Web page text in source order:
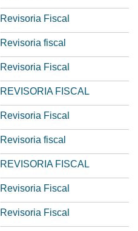
Revisoria Fiscal
Revisoria fiscal
Revisoria Fiscal
REVISORIA FISCAL
Revisoria Fiscal
Revisoria fiscal
REVISORIA FISCAL
Revisoria Fiscal
Revisoria Fiscal